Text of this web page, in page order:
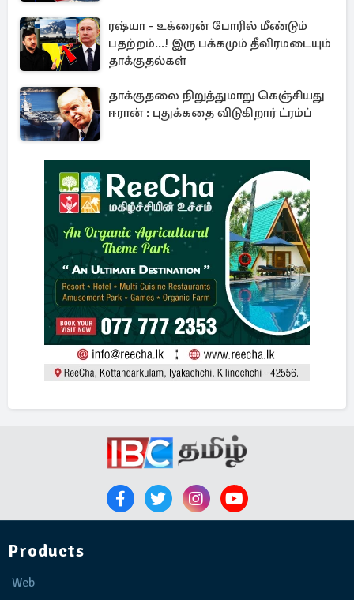
ரஷ்யா - உக்ரைன் போரில் மீண்டும்
பதற்றம்...! இரு பக்கமும் தீவிரமடையும்
தாக்குதல்கள்
தாக்குதலை நிறுத்துமாறு கெஞ்சியது
ஈரான் : புதுக்கதை விடுகிறார் ட்ரம்ப்
Products
Web